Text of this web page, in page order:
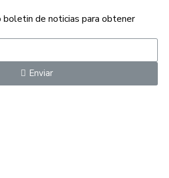
boletin de noticias para obtener
Enviar